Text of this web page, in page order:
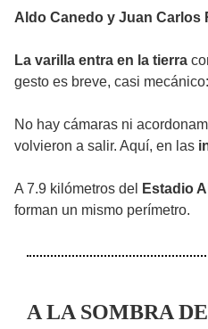
Aldo Canedo y Juan Carlos
La varilla entra en la tierra
gesto es breve, casi mecánico:
No hay cámaras ni
volvieron a salir. Aquí, en las
A 7.9 kilómetros del Estadio
forman un mismo perímetro.